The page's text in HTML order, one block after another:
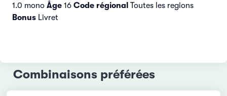
1.0 mono Âge 16 Code régional Toutes les regions
Bonus Livret
Combinaisons préférées